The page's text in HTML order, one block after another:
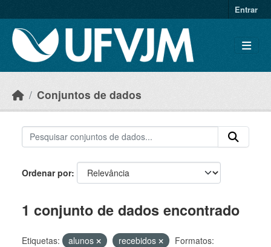
Entrar
Conjuntos de dados
Ordenar por
1 conjunto de dados encontrado
Etiquetas: alunos recebidos
Formatos: